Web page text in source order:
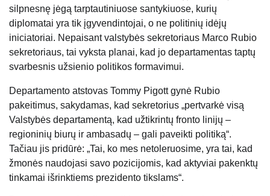
silpnesnę jėgą tarptautiniuose santykiuose, kurių
diplomatai yra tik įgyvendintojai, o ne politinių idėjų
iniciatoriai. Nepaisant valstybės sekretoriaus Marco Rubio
sekretoriaus, tai vyksta planai, kad jo departamentas taptų
svarbesnis užsienio politikos formavimui.
Departamento atstovas Tommy Pigott gynė Rubio
pakeitimus, sakydamas, kad sekretorius „pertvarkė visą
Valstybės departamentą, kad užtikrintų fronto linijų –
regioninių biurų ir ambasadų – gali paveikti politiką“.
Tačiau jis pridūrė: „Tai, ko mes netoleruosime, yra tai, kad
žmonės naudojasi savo pozicijomis, kad aktyviai pakenktų
tinkamai išrinktiems prezidento tikslams“.